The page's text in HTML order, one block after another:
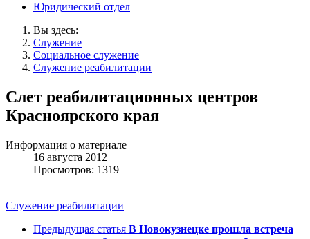
Юридический отдел
Вы здесь:
Служение
Социальное служение
Служение реабилитации
Слет реабилитационных центров
Красноярского края
Информация о материале
16 августа 2012
Просмотров: 1319
Служение реабилитации
Предыдущая статья В Новокузнецке прошла встреча